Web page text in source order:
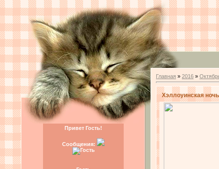
Привет Гость!
Сообщения:
Главная » 2016 »
Хэллоуинская